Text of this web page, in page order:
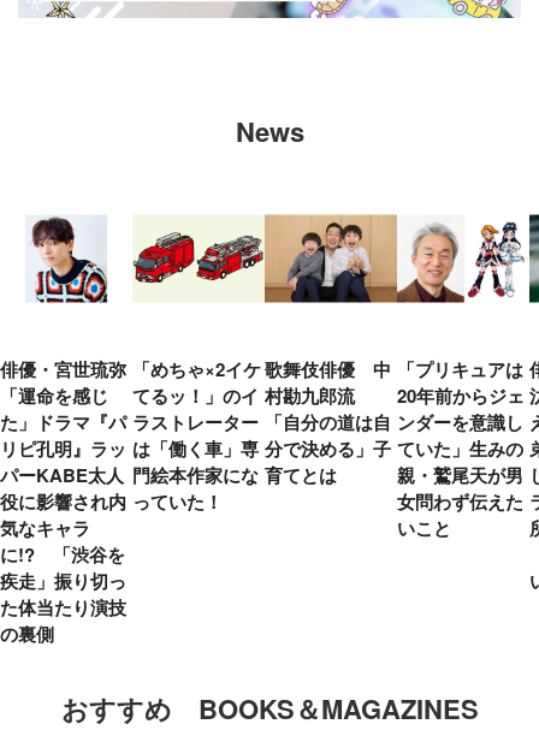
News
俳優・宮世琉弥
「運命を感じ
た」ドラマ『パ
リピ孔明』ラッ
パーKABE太人
役に影響され内
気なキャラ
に!? 「渋谷を
疾走」振り切っ
た体当たり演技
の裏側
「めちゃ×2イケ
てるッ！」のイ
ラストレーター
は「働く車」専
門絵本作家にな
っていた！
歌舞伎俳優 中
村勘九郎流
「自分の道は自
分で決める」子
育てとは
「プリキュアは
20年前からジェ
ンダーを意識し
ていた」生みの
親・鷲尾天が男
女問わず伝えた
いこと
おすすめ BOOKS＆MAGAZINES